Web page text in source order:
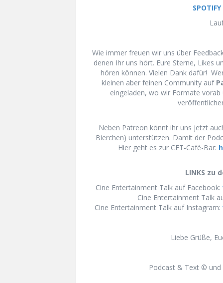
Wie immer freuen wir uns über
denen Ihr uns hört. Eure Sterne, Likes
hören können. Vielen Dank dafür!
kleinen aber feinen Community auf
eingeladen, wo wir Formate
Neben Patreon könnt ihr uns jetzt
Bierchen) unterstützen. Damit der
Hier geht es zur CET-Café-Bar:
LINKS zu
Cine Entertainment Talk auf Facebook:
Cine Entertainment Talk
Cine Entertainment Talk auf Instagram:
Liebe Grüße,
Podcast & Text ©